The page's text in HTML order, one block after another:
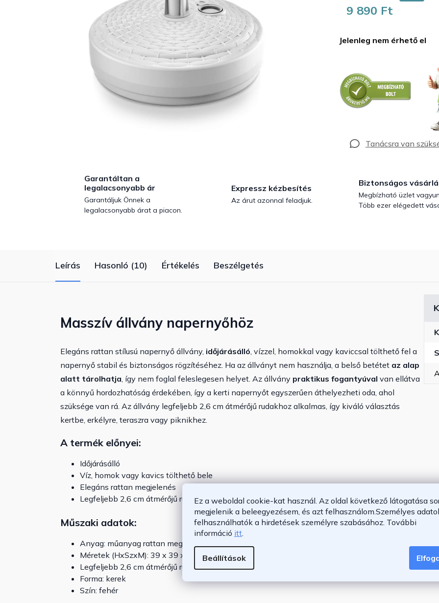
Ez a weboldal cookie-kat használ. Az oldal következő látogatása
megjelenik a beleegyezésem, és azt felhasználom.Személyes
felhasználhatók a hirdetések személyre szabásához. További
információ itt.
Beállítások
9 890 Ft
Jelenleg nem érhető el
Garantáltan a
legalacsonyabb ár
Garantáljuk Önnek a
legalacsonyabb árat a piacon.
Expressz kézbesítés
Az árut azonnal feladjuk.
Biztonságos
Megbízható üzlet
Több ezer elégedett
Leírás Hasonló (10) Értékelés Beszélgetés
Masszív állvány napernyőhöz
Elegáns rattan stílusú napernyő állvány, időjárásálló , vízzel, homokkal vagy kaviccsal tölthető fel a
napernyő stabil és biztonságos rögzítéséhez. Ha az állványt nem használja, a belső betétet az alap
alatt tárolhatja , így nem foglal feleslegesen helyet. Az állvány praktikus fogantyúval van ellátva
a könnyű hordozhatóság érdekében, így a kerti napernyőt egyszerűen áthelyezheti oda, ahol
szüksége van rá. Az állvány legfeljebb 2,6 cm átmérőjű rudakhoz alkalmas, így kiváló választás
kertbe, erkélyre, teraszra vagy piknikhez.
A termék előnyei:
Időjárásálló
Víz, homok vagy kavics tölthető bele
Elegáns rattan megjelenés
Legfeljebb 2,6 cm átmérőjű rudakhoz
Műszaki adatok:
Anyag: műanyag rattan megjelenéssel
Méretek (HxSzxM): 39 x 39 x 13 cm
Legfeljebb 2,6 cm átmérőjű rudakhoz
Forma: kerek
Szín: fehér